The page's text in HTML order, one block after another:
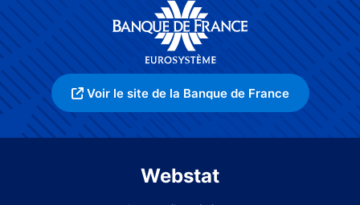
Voir le site de la Banque de France
Webstat